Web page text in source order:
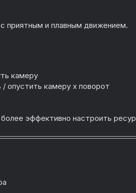
приятным и плавным движением.
камеру
камеру x поворот
эффективно настроить